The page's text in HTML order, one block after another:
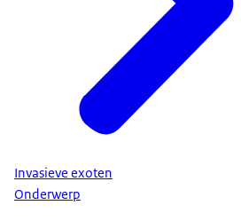
Invasieve exoten
Onderwerp